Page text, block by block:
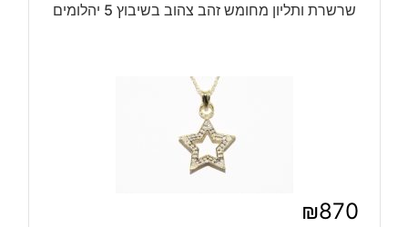
שרשרת ותליון מחומש זהב צהוב בשיבוץ 5 יהלומים
₪870